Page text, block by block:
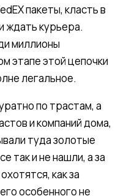
пакеты, класть в
ждать курьера.
миллионы
этапе этой цепочки
легальное.
по трастам, а
и компаний дома,
туда золотые
так и не нашли, а за
как за
особенного не